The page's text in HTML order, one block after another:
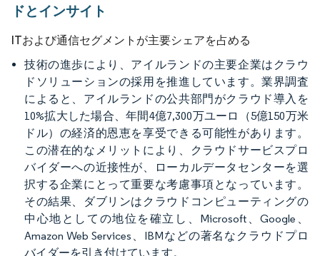
ドとインサイト
ITおよび通信セグメントが主要シェアを占める
技術の進歩により、アイルランドの主要企業はクラウ
ドソリューションの採用を推進しています。業界調査
によると、アイルランドの公共部門がクラウド導入を
10%拡大した場合、年間4億7,300万ユーロ（5億150万米
ドル）の経済的恩恵を享受できる可能性があります。
この潜在的なメリットにより、クラウドサービスプロ
バイダーへの近接性が、ローカルデータセンターを選
択する企業にとって重要な考慮事項となっています。
その結果、ダブリンはクラウドコンピューティングの
中心地としての地位を確立し、Microsoft、Google、
Amazon Web Services、IBMなどの著名なクラウドプロ
バイダーを引き付けています。